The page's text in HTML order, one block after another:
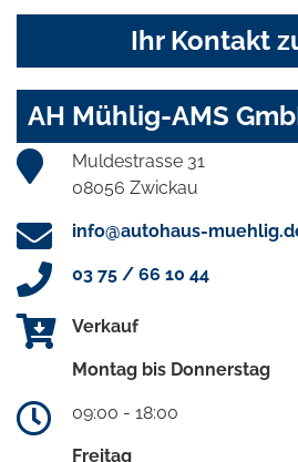
Ihr Kontakt
AH Mühlig-AMS
Muldestrasse 31
08056 Zwickau
info@autohaus-
03 75 / 66 10 44
Verkauf
Montag bis Donnerstag
09:00 - 18:00
Freitag